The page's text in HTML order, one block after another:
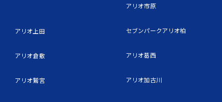
アリオ上田
アリオ倉敷
アリオ鷲宮
アリオ市原
セブンパークアリオ柏
アリオ葛西
アリオ加古川